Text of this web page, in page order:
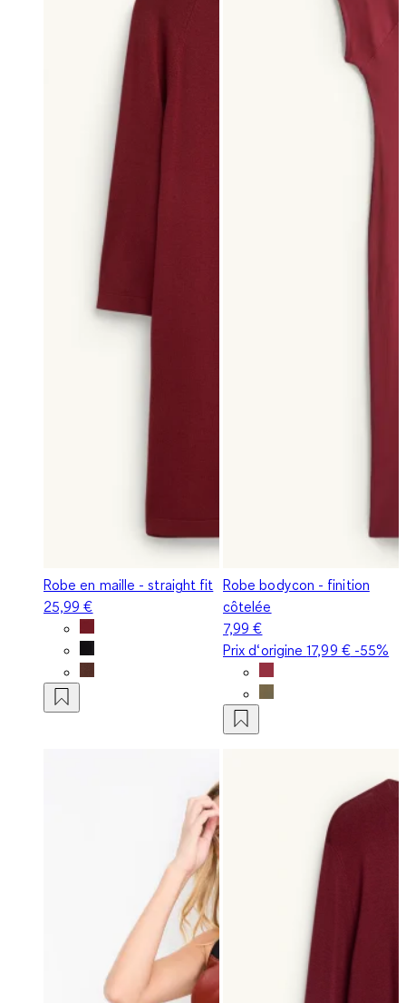
Robe en maille - straight fit
25,99 €
Robe bodycon - finition
côtelée
7,99 €
Prix d‘origine17,99 €-55%